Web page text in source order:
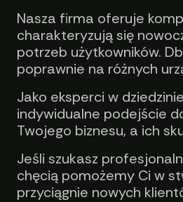
Nasza firma oferuje
charakteryzują się
potrzeb użytkowników.
poprawnie na różnych
Jako eksperci w
indywidualne podejście
Twojego biznesu, a ich
Jeśli szukasz
chęcią pomożemy Ci w
przyciągnie nowych